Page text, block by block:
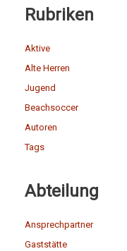
Rubriken
Aktive
Alte Herren
Jugend
Beachsoccer
Autoren
Tags
Abteilung
Ansprechpartner
Gaststätte